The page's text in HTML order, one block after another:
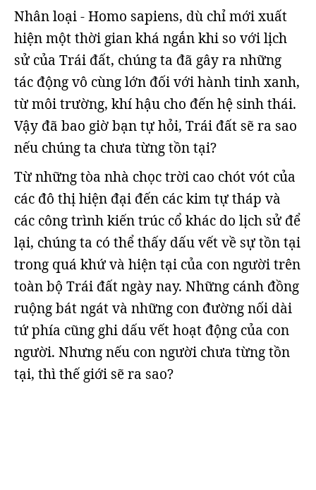
Nhân loại - Homo sapiens, dù chỉ mới xuất
hiện một thời gian khá ngắn khi so với lịch
sử của Trái đất, chúng ta đã gây ra những
tác động vô cùng lớn đối với hành tinh xanh,
từ môi trường, khí hậu cho đến hệ sinh thái.
Vậy đã bao giờ bạn tự hỏi, Trái đất sẽ ra sao
nếu chúng ta chưa từng tồn tại?
Từ những tòa nhà chọc trời cao chót vót của
các đô thị hiện đại đến các kim tự tháp và
các công trình kiến trúc cổ khác do lịch sử để
lại, chúng ta có thể thấy dấu vết về sự tồn tại
trong quá khứ và hiện tại của con người trên
toàn bộ Trái đất ngày nay. Những cánh đồng
ruộng bát ngát và những con đường nối dài
tứ phía cũng ghi dấu vết hoạt động của con
người. Nhưng nếu con người chưa từng tồn
tại, thì thế giới sẽ ra sao?